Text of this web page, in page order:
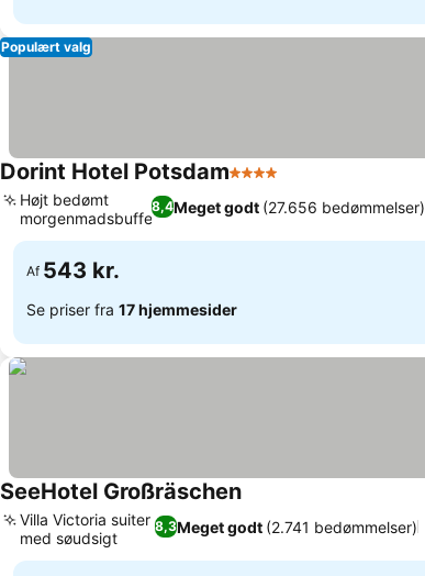
Populært valg
Dorint Hotel Potsdam4 Stjerner
8,4Meget godt (27.656 bedømmelser)
Højt bedømt
morgenmadsbuffet
Af 543 kr.
Se priser fra 17 hjemmesider
SeeHotel Großräschen
8,3Meget godt (2.741 bedømmelser)
Villa Victoria suiter
med søudsigt